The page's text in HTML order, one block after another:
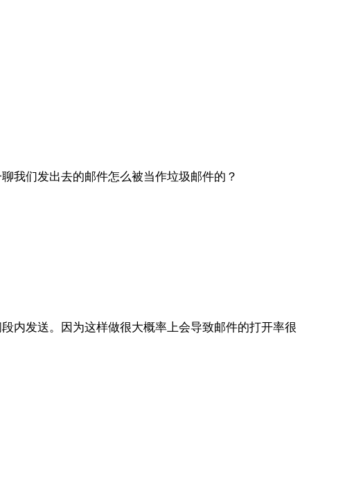
我们发出去的邮件怎么被当作垃圾邮件的？
内发送。因为这样做很大概率上会导致邮件的打开率很